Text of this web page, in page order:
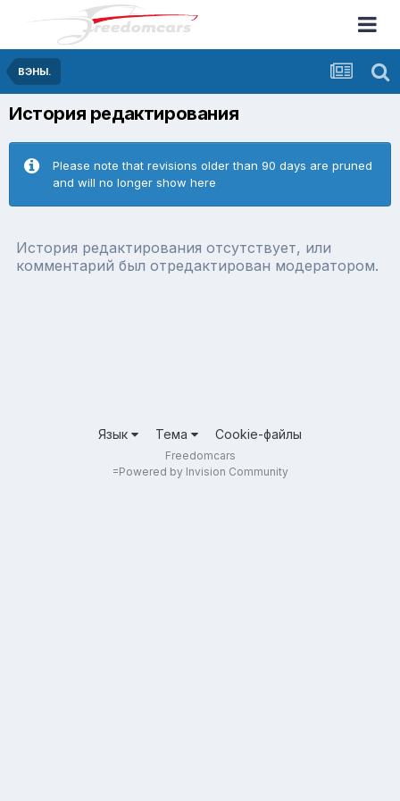
ВЭНЫ.
История редактирования
Please note that revisions older than 90 days are pruned
and will no longer show here
История редактирования отсутствует, или
комментарий был отредактирован модератором.
Язык Тема Cookie-файлы
Freedomcars
=Powered by Invision Community